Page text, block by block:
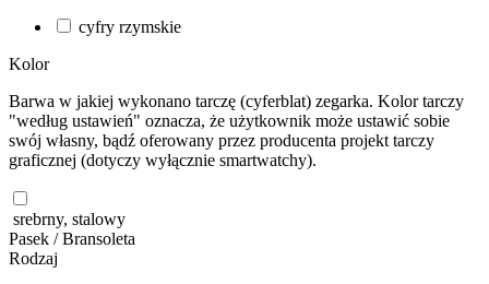
cyfry rzymskie
Kolor
Barwa w jakiej wykonano tarczę (cyferblat) zegarka. Kolor tarczy
"według ustawień" oznacza, że użytkownik może ustawić sobie
swój własny, bądź oferowany przez producenta projekt tarczy
graficznej (dotyczy wyłącznie smartwatchy).
srebrny, stalowy
Pasek / Bransoleta
Rodzaj